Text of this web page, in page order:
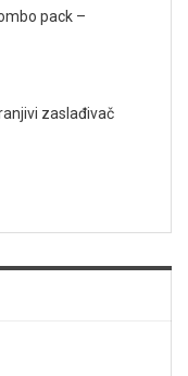
pack –
zaslađivač